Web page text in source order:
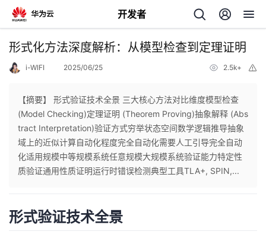
开发者
返
个
人
我
形式化方法深度解析：从模型检查到定理证明
i-WIFI 2025/06/25 2.5k+
【摘要】 形式验证技术全景 三大核心方法对比维度模型检查
(Model Checking)定理证明 (Theorem Proving)抽象解释 (Abs
tract Interpretation)验证方式穷举状态空间数学逻辑推导抽象
域上的近似计算自动化程度完全自动化需要人工引导完全自动
化适用规模中等规模系统任意规模大规模系统验证能力特定性
质验证通用性质证明运行时错误检测典型工具TLA+, SPIN,...
形式验证技术全景